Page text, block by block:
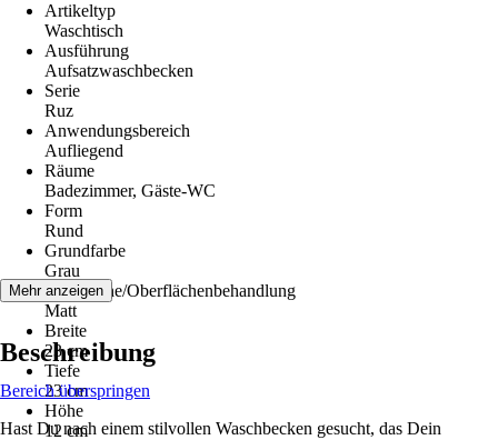
Artikeltyp
Waschtisch
Ausführung
Aufsatzwaschbecken
Serie
Ruz
Anwendungsbereich
Aufliegend
Räume
Badezimmer, Gäste-WC
Form
Rund
Grundfarbe
Grau
Oberfläche/Oberflächenbehandlung
Matt
Breite
23 cm
Tiefe
23 cm
Höhe
12 cm
Mehr anzeigen
Beschreibung
Bereich überspringen
Hast Du nach einem stilvollen Waschbecken gesucht, das Dein